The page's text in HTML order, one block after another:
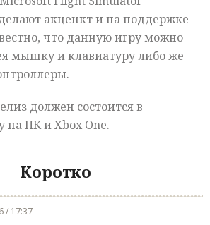
акценкт и на поддержке
что данную игру можно
мышку и клавиатуру либо же
должен состоится в
на ПК и Xbox One.
Коротко
/ 17:37